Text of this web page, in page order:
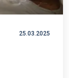
25.03.2025